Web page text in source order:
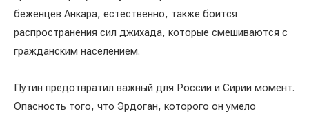
беженцев Анкара, естественно, также боится
распространения сил джихада, которые смешиваются с
гражданским населением.
Путин предотвратил важный для России и Сирии момент.
Опасность того, что Эрдоган, которого он умело